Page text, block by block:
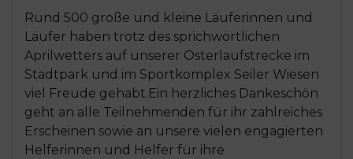
Rund 500 große und kleine Läuferinnen und
Läufer haben trotz des sprichwörtlichen
Aprilwetters auf unserer Osterlaufstrecke im
Stadtpark und im Sportkomplex Seiler Wiesen
viel Freude gehabt.Ein herzliches Dankeschön
geht an alle Teilnehmenden für ihr zahlreiches
Erscheinen sowie an unsere vielen engagierten
Helferinnen und Helfer für ihre